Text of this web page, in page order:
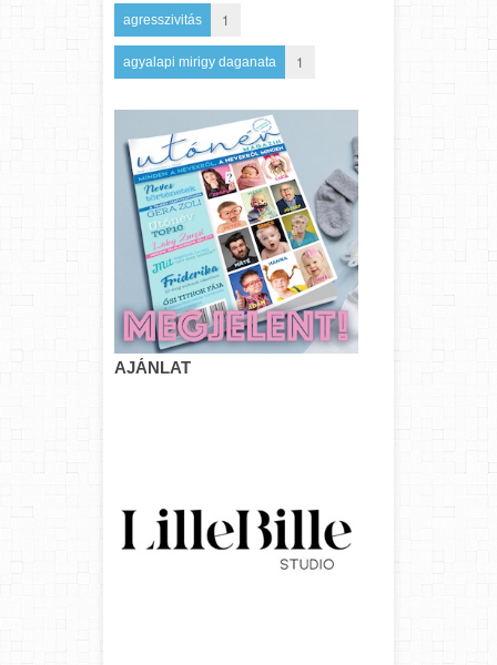
agresszivitás 1
agyalapi mirigy daganata 1
AJÁNLAT